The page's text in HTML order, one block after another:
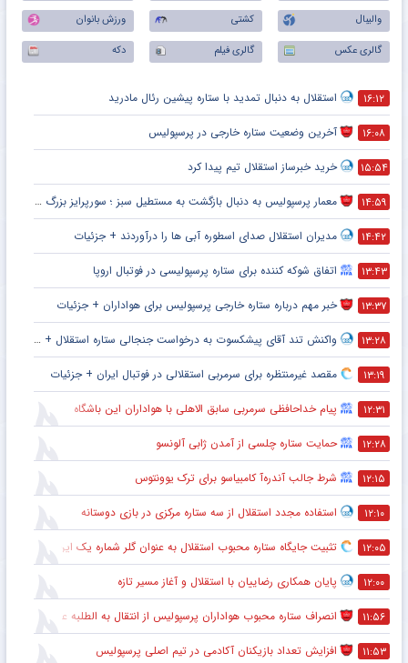
والیبال
کشتی
ورزش بانوان
گالری عکس
گالری فیلم دکه
۱۶:۱۲ استقلال به دنبال تمدید با ستاره پیشین رئال مادرید
۱۶:۰۸ آخرین وضعیت ستاره خارجی در پرسپولیس
۱۵:۵۴ خرید خبرساز استقلال تیم پیدا کرد
۱۴:۵۹ معمار پرسپولیس به دنبال بازگشت به مستطیل سبز ؛ سورپرایز بزرگ در راه است ؟ + جزئیات
۱۴:۴۲ مدیران استقلال صدای اسطوره آبی ها را درآوردند + جزئیات
۱۳:۴۳ اتفاق شوکه کننده برای ستاره پرسپولیسی در فوتبال اروپا
۱۳:۳۷ خبر مهم درباره ستاره خارجی پرسپولیس برای هواداران + جزئیات
۱۳:۲۸ واکنش تند آقای پیشکسوت به درخواست جنجالی ستاره استقلال + جزئیات
۱۳:۱۹ مقصد غیرمنتظره برای سرمربی استقلالی در فوتبال ایران + جزئیات
۱۲:۳۱ پیام خداحافظی سرمربی سابق الاهلی با هواداران این باشگاه
۱۲:۲۸ حمایت ستاره چلسی از آمدن ژابی آلونسو
۱۲:۱۵ شرط جالب آندره‌آ کامبیاسو برای ترک یوونتوس
۱۲:۱۰ استفاده مجدد استقلال از سه ستاره مرکزی در بازی دوستانه
۱۲:۰۵ تثبیت جایگاه ستاره محبوب استقلال به عنوان گلر شماره یک این تیم برای شروع لیگ
۱۲:۰۰ پایان همکاری رضاییان با استقلال و آغاز مسیر تازه
۱۱:۵۶ انصراف ستاره محبوب هواداران پرسپولیس از انتقال به الطلبه عراق
۱۱:۵۳ افزایش تعداد بازیکنان آکادمی در تیم اصلی پرسپولیس